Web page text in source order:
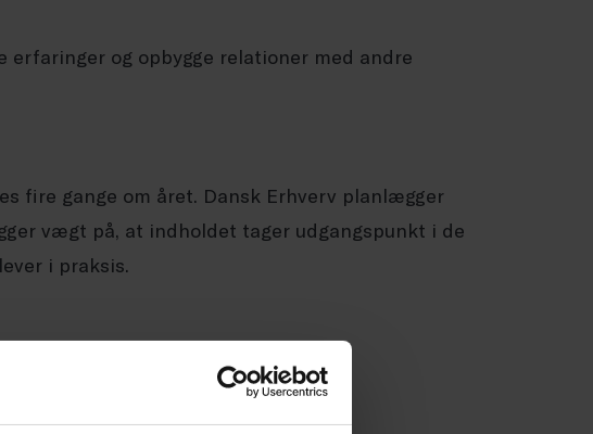
og opbygge relationer med andre
fire gange om året. Dansk Erhverv planlægger
vægt på, at indholdet tager udgangspunkt i de
i praksis.